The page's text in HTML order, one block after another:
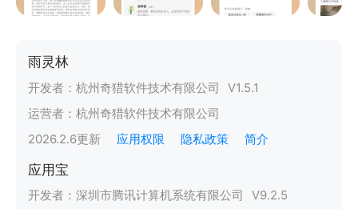
雨灵林
开发者： 杭州奇猎软件技术有限公司 V1.5.1
运营者： 杭州奇猎软件技术有限公司
2026.2.6更新 应用权限 隐私政策 简介
应用宝
开发者： 深圳市腾讯计算机系统有限公司 V9.2.5